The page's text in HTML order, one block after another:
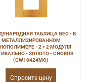
ТАБЛИЦА GEO - В
МЕТАЛЛИЗИРОВАННОМ
- 2 + 2 МОДУЛЯ
- ЗОЛОТО - CHORUS
(GW16424MO)
Спросите цену